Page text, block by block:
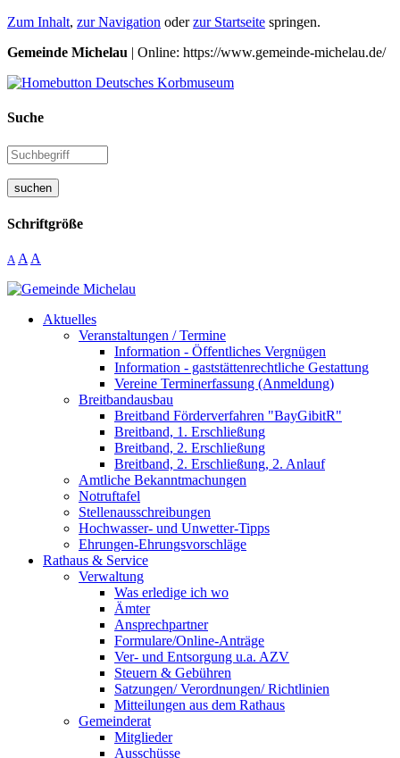
Zum Inhalt, zur Navigation oderzur Startseite springen.
Gemeinde Michelau | Online: https://www.gemeinde-michelau.de/
Suche
suchen
Schriftgröße
A A A
Aktuelles
Veranstaltungen / Termine
Information - Öffentliches Vergnügen
Information - gaststättenrechtliche Gestattung
Vereine Terminerfassung (Anmeldung)
Breitbandausbau
Breitband Förderverfahren "BayGibitR"
Breitband, 1. Erschließung
Breitband, 2. Erschließung
Breitband, 2. Erschließung, 2. Anlauf
Amtliche Bekanntmachungen
Notruftafel
Stellenausschreibungen
Hochwasser- und Unwetter-Tipps
Ehrungen-Ehrungsvorschläge
Rathaus & Service
Verwaltung
Was erledige ich wo
Ämter
Ansprechpartner
Formulare/Online-Anträge
Ver- und Entsorgung u.a. AZV
Steuern & Gebühren
Satzungen/ Verordnungen/ Richtlinien
Mitteilungen aus dem Rathaus
Gemeinderat
Mitglieder
Ausschüsse